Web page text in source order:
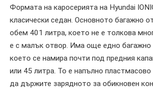
Формата на каросерията на Hyundai
класически седан. Основното багажно
обем 401 литра, което не е толкова
е с малък отвор. Има още едно багажно
което се намира почти под предния
или 45 литра. То е напълно
да държите зарядното за обикновен